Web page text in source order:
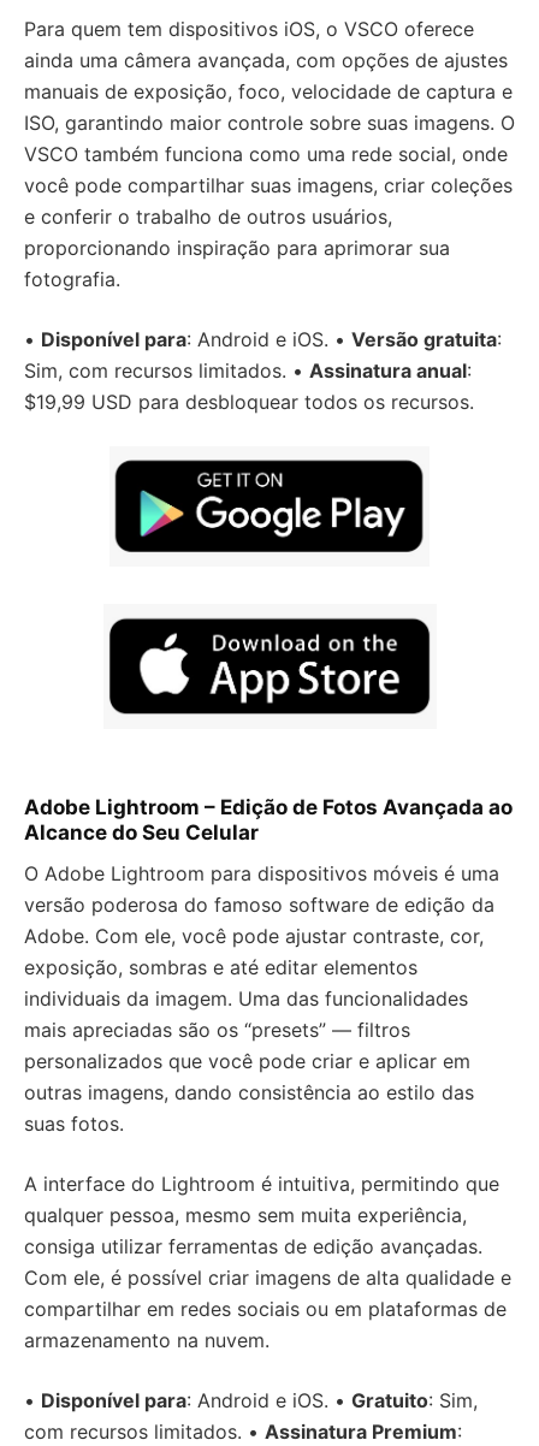
Para quem tem dispositivos iOS, o VSCO oferece
ainda uma câmera avançada, com opções de ajustes
manuais de exposição, foco, velocidade de captura e
ISO, garantindo maior controle sobre suas imagens. O
VSCO também funciona como uma rede social, onde
você pode compartilhar suas imagens, criar coleções
e conferir o trabalho de outros usuários,
proporcionando inspiração para aprimorar sua
fotografia.
• Disponível para: Android e iOS. • Versão gratuita:
Sim, com recursos limitados. • Assinatura anual:
$19,99 USD para desbloquear todos os recursos.
Adobe Lightroom – Edição de Fotos Avançada ao
Alcance do Seu Celular
O Adobe Lightroom para dispositivos móveis é uma
versão poderosa do famoso software de edição da
Adobe. Com ele, você pode ajustar contraste, cor,
exposição, sombras e até editar elementos
individuais da imagem. Uma das funcionalidades
mais apreciadas são os “presets” — filtros
personalizados que você pode criar e aplicar em
outras imagens, dando consistência ao estilo das
suas fotos.
A interface do Lightroom é intuitiva, permitindo que
qualquer pessoa, mesmo sem muita experiência,
consiga utilizar ferramentas de edição avançadas.
Com ele, é possível criar imagens de alta qualidade e
compartilhar em redes sociais ou em plataformas de
armazenamento na nuvem.
• Disponível para: Android e iOS. • Gratuito: Sim,
com recursos limitados. • Assinatura Premium: